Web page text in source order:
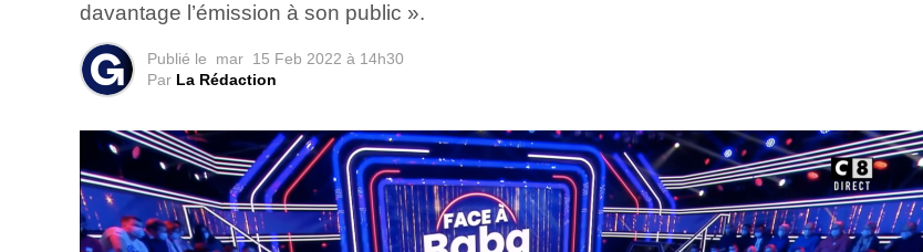
davantage l’émission à son public ».
Publié le mar 15 Feb 2022 à 14h30
Par La Rédaction